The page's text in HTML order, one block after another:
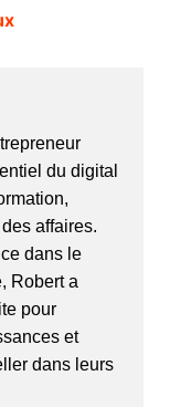
du digital
affaires.
dans le
Robert a
pour
et
dans leurs